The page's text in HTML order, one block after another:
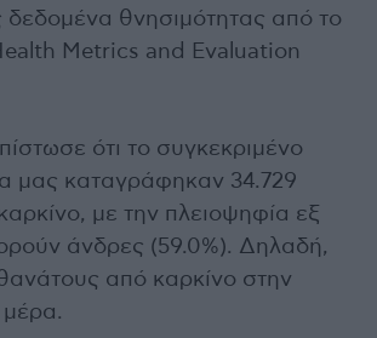
δεδομένα θνησιμότητας από το
Metrics and Evaluation
ότι το συγκεκριμένο
μας καταγράφηκαν 34.729
με την πλειοψηφία εξ
άνδρες (59.0%). Δηλαδή,
από καρκίνο στην